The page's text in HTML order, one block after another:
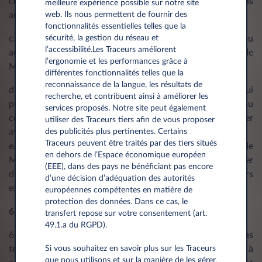
autorisée par les présentes Conditions) ;
c. transmettre tout contenu diffamatoire, offensant ou
autrement répréhensible relativement à votre utilisation de
My-Leasys ou de tout Service ;
d. utiliser My-Leasys ou tout Service d'une manière qui
pourrait endommager, désactiver, surcharger, altérer ou
compromettre nos systèmes ou notre sécurité ou interférer
avec les autres utilisateurs ; et
e. collecter ou récolter des informations ou des données de
My-Leasys ou de tout Service ou de nos systèmes ou tenter
de déchiffrer des transmissions vers ou depuis les serveurs
exécutant My-Leasys ou tout Service.
6. Nos services
6.1 Nos Services peuvent être interrompus pour des raisons
telles que la maintenance, les réparations, les mises à
meilleure expérience possible sur notre site
web. Ils nous permettent de fournir des
fonctionnalités essentielles telles que la
sécurité, la gestion du réseau et
l’accessibilité.Les Traceurs améliorent
l’ergonomie et les performances grâce à
différentes fonctionnalités telles que la
reconnaissance de la langue, les résultats de
recherche, et contribuent ainsi à améliorer les
services proposés. Notre site peut également
utiliser des Traceurs tiers afin de vous proposer
des publicités plus pertinentes. Certains
Traceurs peuvent être traités par des tiers situés
en dehors de l’Espace économique européen
(EEE), dans des pays ne bénéficiant pas encore
d’une décision d’adéquation des autorités
européennes compétentes en matière de
protection des données. Dans ce cas, le
transfert repose sur votre consentement (art.
49.1.a du RGPD).
Si vous souhaitez en savoir plus sur les Traceurs
que nous utilisons et sur la manière de les gérer,